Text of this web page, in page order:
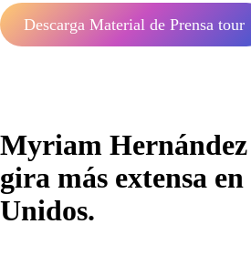
Descarga Material de Prensa tour
Myriam
gira más extensa
Unidos.